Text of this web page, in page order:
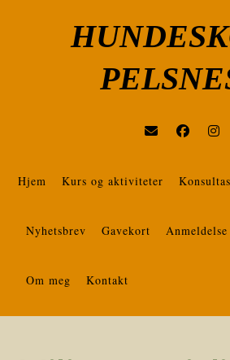
Hjem Kurs og aktiviteter
Nyhetsbrev Gavekort Anmeldelse
Om meg Kontakt